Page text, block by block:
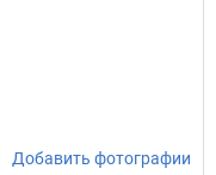
Добавить фотографии